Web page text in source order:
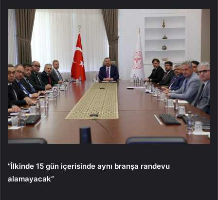
“İlkinde 15 gün içerisinde aynı branşa randevu
alamayacak”